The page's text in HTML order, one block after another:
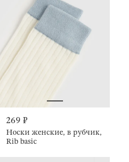
269 ₽
Носки женские, в рубчик,
Rib basic